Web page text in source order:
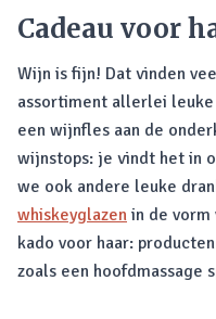
Cadeau voor
Wijn is fijn! Dat vinden
assortiment allerlei
een wijnfles aan de
wijnstops: je vindt het in
we ook andere leuke
whiskeyglazen in de vorm
kado voor haar:
zoals een hoofdmassage